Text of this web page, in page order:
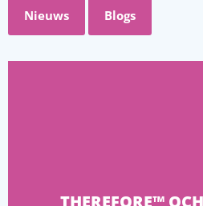
Nieuws Blogs
THEREFORE™